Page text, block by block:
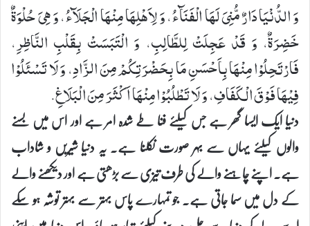
وَ الدُّنْیَا دَارٌ مُّنِیَ لَهَا الْفَنَآءُ، وَ لِاَهْلِهَا مِنْهَا الْجَلَآءُ، وَ هِیَ حُلْوَةٌ
خَضِرَةٌ، وَ قَدْ عَجِلَتْ لِلطَّالِبِ، وَ الْتَبَسَتْ بِقَلْبِ النَّاظِرِ،
فَارْتَحِلُوْا مِنْهَا بِاَحْسَنِ مَا بِحَضْرَتِكُمْ مِنَ الزَّادِ، وَ لَا تَسْئَلُوْا
فِیْهَا فَوْقَ الْكَفَافِ، وَ لَا تَطْلُبُوْا مِنْهَا اَكْثَرَ مِنَ الْبَلَاغِ.
دنیا ایک ایسا گھر ہے جس کیلئے فنا طے شدہ امر ہے اور اس میں بسنے
والوں کیلئے یہاں سے بہر صورت نکلنا ہے۔ یہ دنیا شیریں و شاداب
ہے۔ اپنے چاہنے والے کی طرف تیزی سے بڑھتی ہے اور دیکھنے والے
کے دل میں سما جاتی ہے۔ جو تمہارے پاس بہتر سے بہتر توشہ ہو سکے